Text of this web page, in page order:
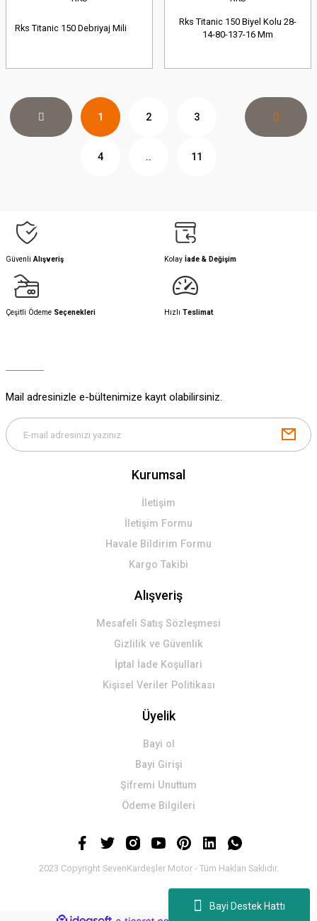
Bayi Destek Hattı
Rks Titanic 150 Debriyaj Mili
Rks Titanic 150 Biyel Kolu 28-
14-80-137-16 Mm
1 2 3
4 .. 11
GüvenliAlışveriş Kolay İade & Değişim
Çeşitli Ödeme Seçenekleri Hızlı Teslimat
Mail adresinizle e-bültenimize kayıt olabilirsiniz.
Kurumsal
İletişim
İletişim Formu
Havale Bildirim Formu
Kargo Takibi
Alışveriş
Mesafeli Satış Sözleşmesi
Gizlilik ve Güvenlik
İptal İade Koşullari
Kişisel Veriler Politikası
Üyelik
Bayi ol
Bayi Girişi
Şifremi Unuttum
Ödeme Bilgileri
2023 Copyright SevenKardeşler Motor - Tüm Hakları Saklıdır.